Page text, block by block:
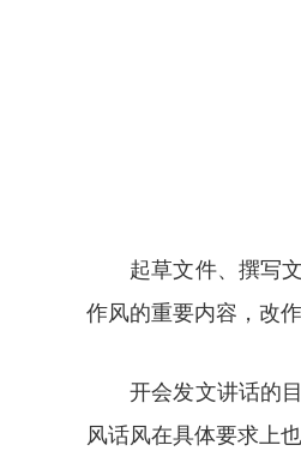
起草文件、撰写
作风的重要内容，改
开会发文讲话的
风话风在具体要求上